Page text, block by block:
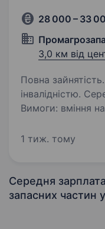
28 000 – 33
3,0 км від
Повна
інвалідністю.
Вимоги: вміння навчатись, бажано технічна
роботи: офіс,
1 тиж. тому
Середня
запасних частин